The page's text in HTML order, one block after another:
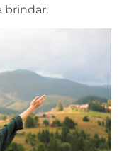
brindar.